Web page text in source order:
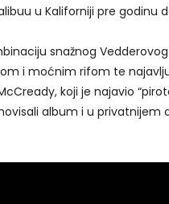
u Kaliforniji pre godinu
snažnog
i moćnim rifom te
koji je najavio
album i u privatnijem